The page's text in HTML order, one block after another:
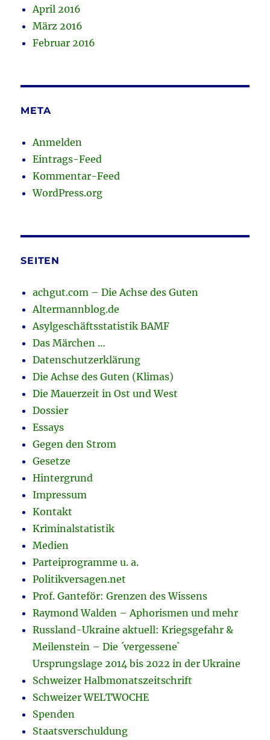
April 2016
März 2016
Februar 2016
META
Anmelden
Eintrags-Feed
Kommentar-Feed
WordPress.org
SEITEN
achgut.com – Die Achse des Guten
Altermannblog.de
Asylgeschäftsstatistik BAMF
Das Märchen …
Datenschutzerklärung
Die Achse des Guten (Klimas)
Die Mauerzeit in Ost und West
Dossier
Essays
Gegen den Strom
Gesetze
Hintergrund
Impressum
Kontakt
Kriminalstatistik
Medien
Parteiprogramme u. a.
Politikversagen.net
Prof. Ganteför: Grenzen des Wissens
Raymond Walden – Aphorismen und mehr
Russland-Ukraine aktuell: Kriegsgefahr &
Meilenstein – Die ´vergessene`
Ursprungslage 2014 bis 2022 in der Ukraine
Schweizer Halbmonatszeitschrift
Schweizer WELTWOCHE
Spenden
Staatsverschuldung